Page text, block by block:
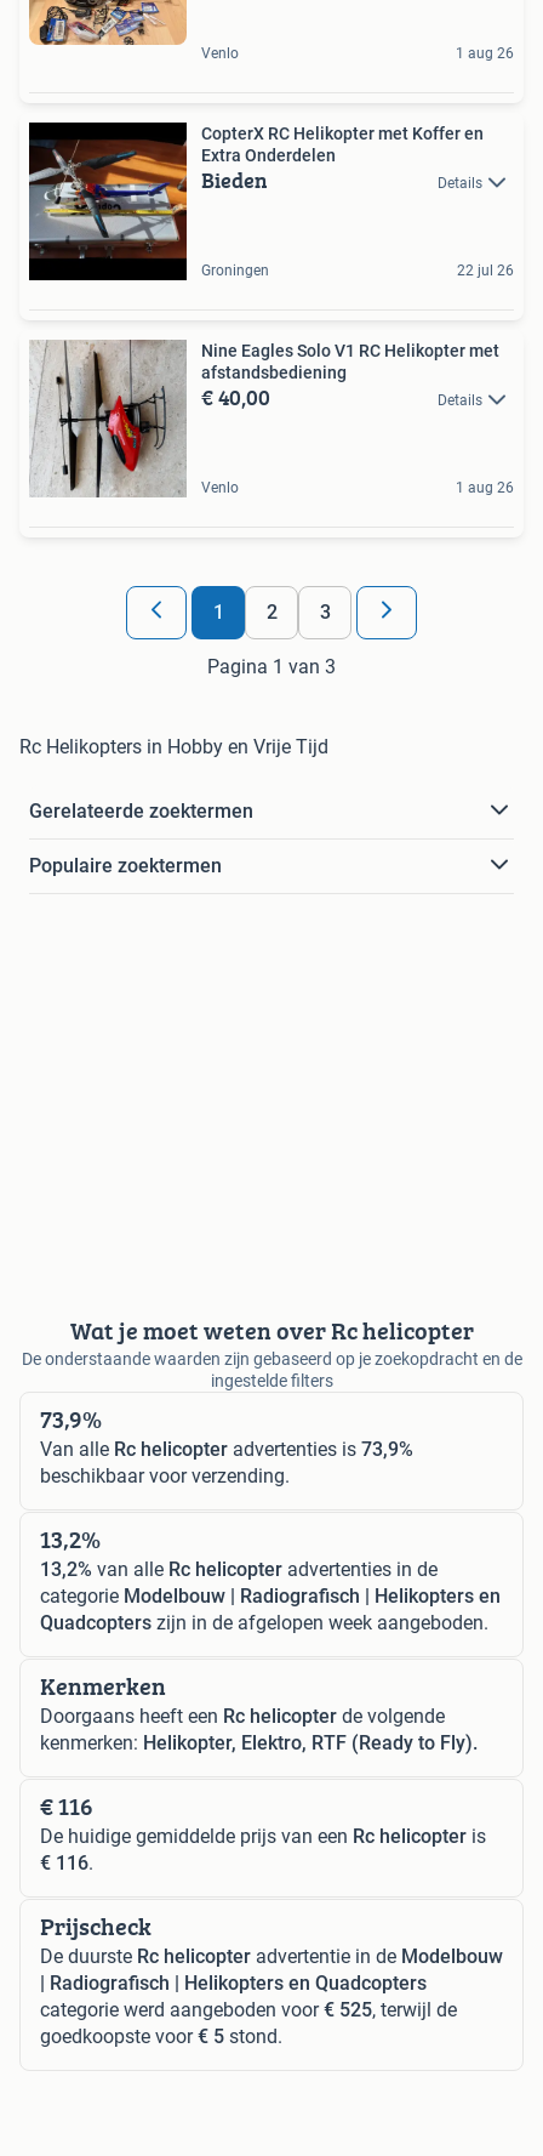
Venlo 1 aug 26
CopterX RC Helikopter met Koffer en
Extra Onderdelen
Bieden Details
Groningen 22 jul 26
Nine Eagles Solo V1 RC Helikopter met
afstandsbediening
€ 40,00 Details
Venlo 1 aug 26
1 2 3
Pagina 1 van 3
Rc Helikopters in Hobby en Vrije Tijd
Gerelateerde zoektermen
Populaire zoektermen
Wat je moet weten over Rc helicopter
De onderstaande waarden zijn gebaseerd op je zoekopdracht en de
ingestelde filters
73,9%
Van alle Rc helicopter advertenties is 73,9%
beschikbaar voor verzending.
13,2%
13,2% van alle Rc helicopter advertenties in de
categorie Modelbouw | Radiografisch | Helikopters en
Quadcopters zijn in de afgelopen week aangeboden.
Kenmerken
Doorgaans heeft een Rc helicopter de volgende
kenmerken: Helikopter, Elektro, RTF (Ready to Fly).
€ 116
De huidige gemiddelde prijs van een Rc helicopter is
€ 116.
Prijscheck
De duurste Rc helicopter advertentie in de Modelbouw
| Radiografisch | Helikopters en Quadcopters
categorie werd aangeboden voor€ 525, terwijl de
goedkoopste voor€ 5 stond.